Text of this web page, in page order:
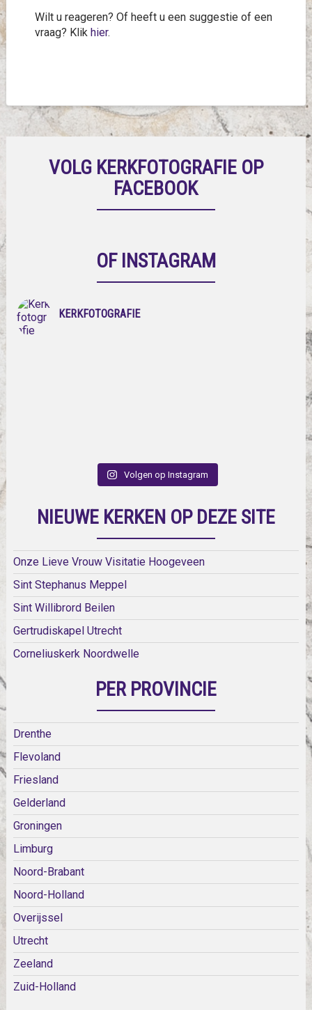
Wilt u reageren? Of heeft u een suggestie of een
vraag? Klik hier.
VOLG KERKFOTOGRAFIE OP
FACEBOOK
OF INSTAGRAM
KERKFOTOGRAFIE
Volgen op Instagram
NIEUWE KERKEN OP DEZE SITE
Onze Lieve Vrouw Visitatie Hoogeveen
Sint Stephanus Meppel
Sint Willibrord Beilen
Gertrudiskapel Utrecht
Corneliuskerk Noordwelle
PER PROVINCIE
Drenthe
Flevoland
Friesland
Gelderland
Groningen
Limburg
Noord-Brabant
Noord-Holland
Overijssel
Utrecht
Zeeland
Zuid-Holland